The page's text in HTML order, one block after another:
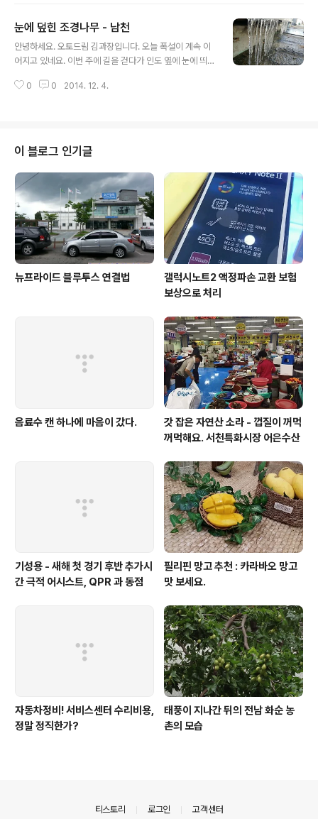
생각하게 하게요. 각 나무의 잘린 면마다 갖고 있는 다른 얼
굴 겉으로 보여지는 것과 또 다는 내면의 모습도 그와 같을
까요?. ^^
눈에 덮힌 조경나무 - 남천
안녕하세요. 오토드림 김과장입니다. 오늘 폭설이 계속 이
어지고 있네요. 이번 주에 길을 걷다가 인도 옆에 눈에 띄는
^ 최근에 보게 된 조경나무인데요. 겨울인데 잎이 빨갛게
0 0 2014. 12. 4.
이 블로그 인기글
뉴프라이드 블루투스 연결법
갤럭시노트2 액정파손 교환 보험
보상으로 처리
음료수 캔 하나에 마음이 갔다.
갓 잡은 자연산 소라 - 껍질이 꺼먹
꺼먹해요. 서천특화시장 어은수산
기성용 - 새해 첫 경기 후반 추가시
간 극적 어시스트, QPR 과 동점
필리핀 망고 추천 : 카라바오 망고
맛 보세요.
자동차정비! 서비스센터 수리비용,
정말 정직한가?
태풍이 지나간 뒤의 전남 화순 농
촌의 모습
티스토리 로그인 고객센터